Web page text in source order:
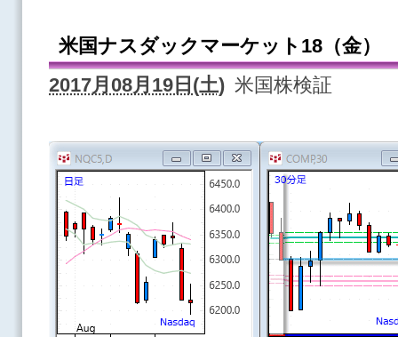
米国ナスダックマーケット18（金）
2017月08月19日(土) 米国株検証